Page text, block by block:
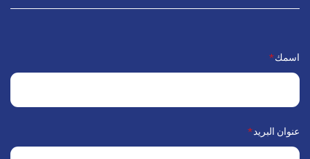
اسمك*
عنوان البريد*